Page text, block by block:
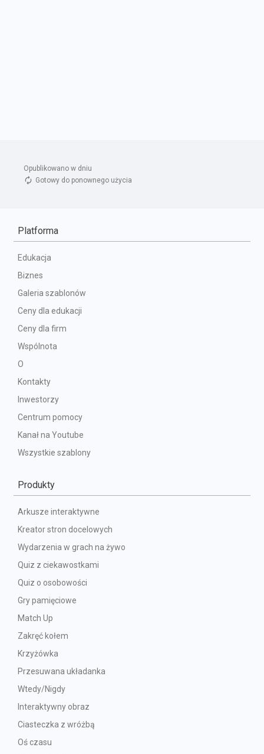
Opublikowano w dniu
Gotowy do ponownego użycia
Platforma
Edukacja
Biznes
Galeria szablonów
Ceny dla edukacji
Ceny dla firm
Wspólnota
O
Kontakty
Inwestorzy
Centrum pomocy
Kanał na Youtube
Wszystkie szablony
Produkty
Arkusze interaktywne
Kreator stron docelowych
Wydarzenia w grach na żywo
Quiz z ciekawostkami
Quiz o osobowości
Gry pamięciowe
Match Up
Zakręć kołem
Krzyżówka
Przesuwana układanka
Wtedy/Nigdy
Interaktywny obraz
Ciasteczka z wróżbą
Oś czasu